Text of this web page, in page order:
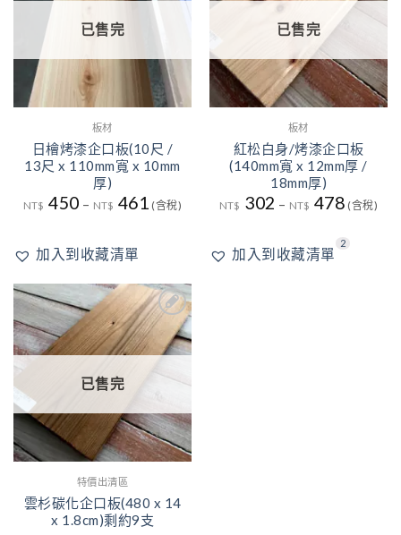
已售完
板材
日檜烤漆企口板(10尺 /
13尺 x 110mm寬 x 10mm
厚)
NT$ 450 – NT$ 461 (含稅)
加入到收藏清單
已售完
板材
紅松白身/烤漆企口板
(140mm寬 x 12mm厚 /
18mm厚)
NT$ 302 – NT$ 478 (含稅)
加入到收藏清單
2
加入
到收
藏清
單
2
已售完
特價出清區
雲杉碳化企口板(480 x 14
x 1.8cm)剩約9支